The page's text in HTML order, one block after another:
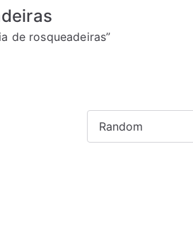
de rosqueadeiras”